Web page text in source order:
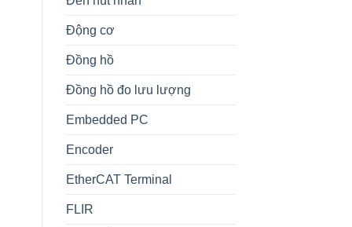
Động cơ
Đồng hồ
Đồng hồ đo lưu lượng
Embedded PC
Encoder
EtherCAT Terminal
FLIR